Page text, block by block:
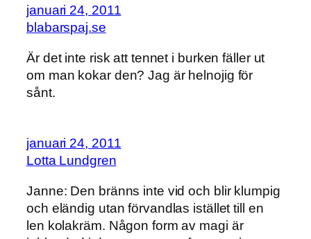
januari 24, 2011
blabarspaj.se
Är det inte risk att tennet i burken fäller ut
om man kokar den? Jag är helnojig för
sånt.
januari 24, 2011
Lotta Lundgren
Janne: Den bränns inte vid och blir klumpig
och eländig utan förvandlas istället till en
len kolakräm. Någon form av magi är